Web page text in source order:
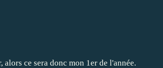
ce sera donc mon 1er de l'année.